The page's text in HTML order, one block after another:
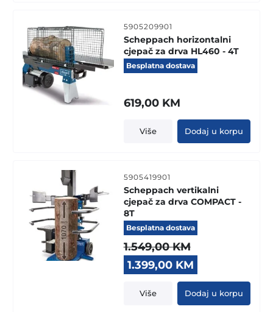
5905209901
Scheppach horizontalni
cjepač za drva HL460 - 4T
Besplatna dostava
619,00 KM
Više Dodaj u korpu
5905419901
Scheppach vertikalni
cjepač za drva COMPACT -
8T
Besplatna dostava
1.549,00KM
Original
price
was:
1.549,00 KM.
1.399,00 KM
price
is:
1.399,00 KM.
Više Dodaj u korpu